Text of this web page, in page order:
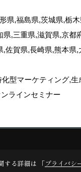
県,福島県,茨城県,栃
,三重県,滋賀県,京
賀県,長崎県,熊本県
型マーケティング,
ラインセミナー
する詳細は 「プライバシ